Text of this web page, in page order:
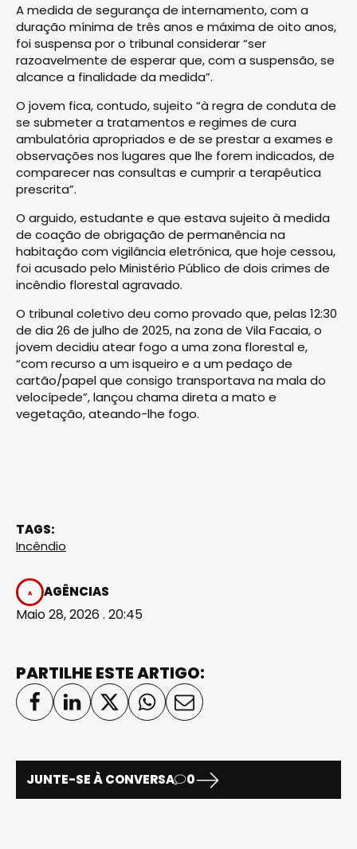
A medida de segurança de internamento, com a
duração mínima de três anos e máxima de oito anos,
foi suspensa por o tribunal considerar “ser
razoavelmente de esperar que, com a suspensão, se
alcance a finalidade da medida”.
O jovem fica, contudo, sujeito “à regra de conduta de
se submeter a tratamentos e regimes de cura
ambulatória apropriados e de se prestar a exames e
observações nos lugares que lhe forem indicados, de
comparecer nas consultas e cumprir a terapêutica
prescrita”.
O arguido, estudante e que estava sujeito à medida
de coação de obrigação de permanência na
habitação com vigilância eletrónica, que hoje cessou,
foi acusado pelo Ministério Público de dois crimes de
incêndio florestal agravado.
O tribunal coletivo deu como provado que, pelas 12:30
de dia 26 de julho de 2025, na zona de Vila Facaia, o
jovem decidiu atear fogo a uma zona florestal e,
“com recurso a um isqueiro e a um pedaço de
cartão/papel que consigo transportava na mala do
velocípede”, lançou chama direta a mato e
vegetação, ateando-lhe fogo.
TAGS:
Incêndio
AGÊNCIAS
Maio 28, 2026 . 20:45
PARTILHE ESTE ARTIGO:
JUNTE-SE À CONVERSA 0